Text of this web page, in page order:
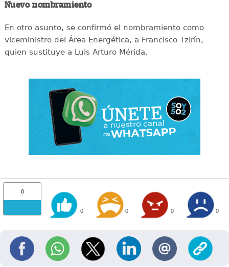
Nuevo nombramiento
En otro asunto, se confirmó el nombramiento como
viceministro del Área Energética, a Francisco Tzirín,
quien sustituye a Luis Arturo Mérida.
0
0 0 0 0